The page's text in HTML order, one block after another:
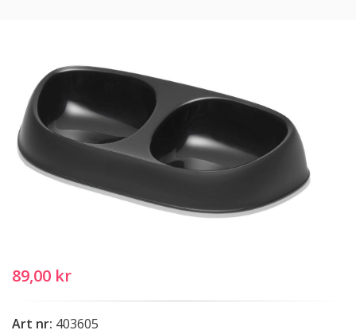
89,00 kr
Art nr: 403605